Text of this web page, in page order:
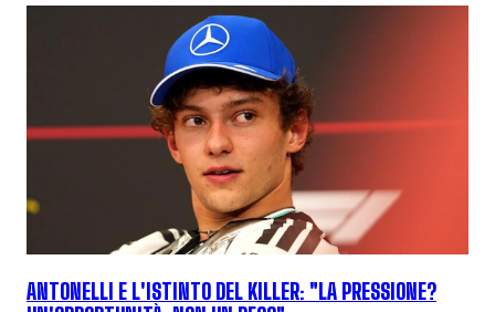
ANTONELLI E L'ISTINTO DEL KILLER: "LA PRESSIONE?